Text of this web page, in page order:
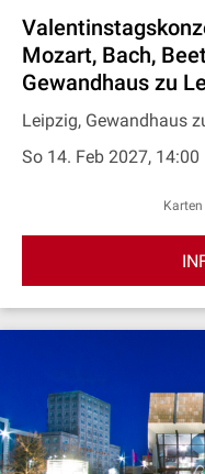
Mozart, Bach,
Gewandhaus zu
Leipzig, Gewandhaus
So 14. Feb 2027, 14:00